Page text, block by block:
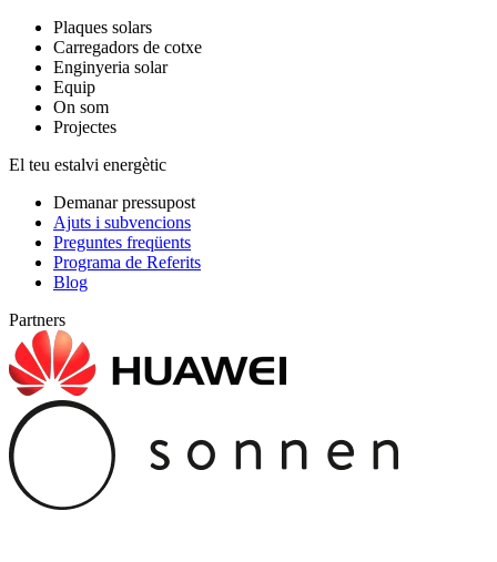
Plaques solars
Carregadors de cotxe
Enginyeria solar
Equip
On som
Projectes
El teu estalvi energètic
Demanar pressupost
Ajuts i subvencions
Preguntes freqüents
Programa de Referits
Blog
Partners